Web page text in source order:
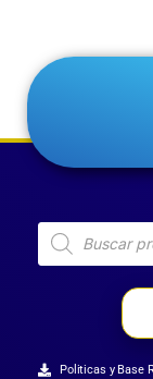
Politicas y Base